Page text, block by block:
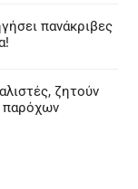
πανάκριβες
ζητούν
παρόχων